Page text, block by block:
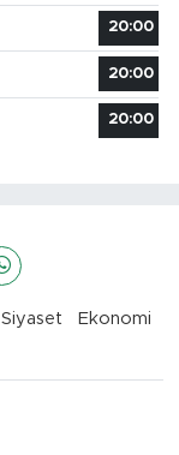
20:00
20:00
20:00
Siyaset
Ekonomi